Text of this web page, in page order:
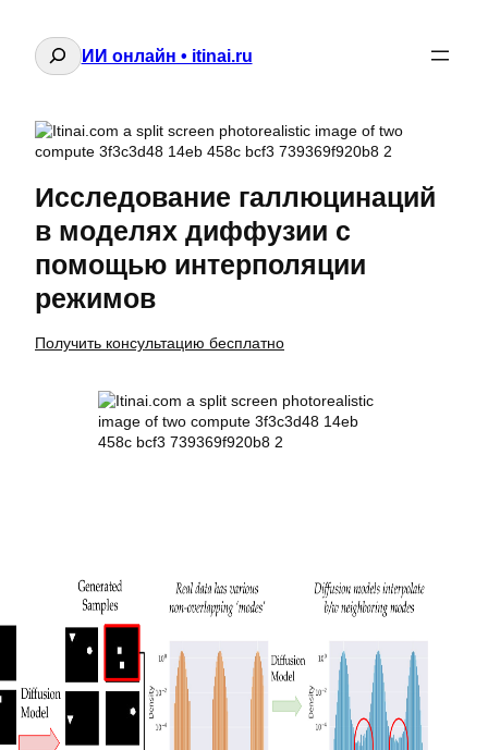
Поиск
ИИ онлайн • itinai.ru
Исследование галлюцинаций
в моделях диффузии с
помощью интерполяции
режимов
Получить консультацию бесплатно